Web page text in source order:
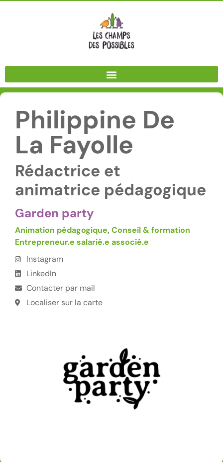
Philippine De
La Fayolle
Rédactrice et
animatrice pédagogique
Garden party
Animation pédagogique, Conseil & formation
Entrepreneur.e salarié.e associé.e
Instagram
LinkedIn
Contacter par mail
Localiser sur la carte